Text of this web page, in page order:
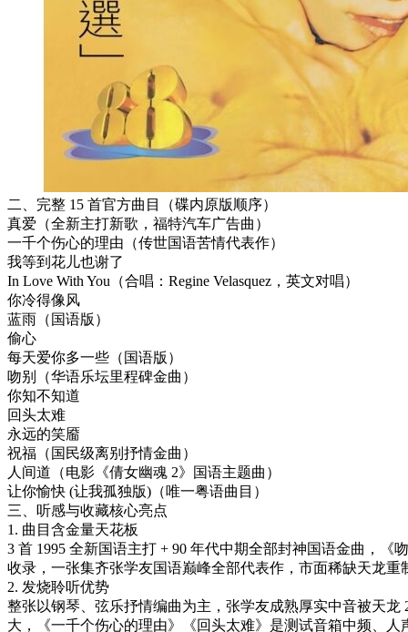
二、完整 15 首官方曲目（碟内原版顺序）
真爱（全新主打新歌，福特汽车广告曲）
一千个伤心的理由（传世国语苦情代表作）
我等到花儿也谢了
In Love With You（合唱：Regine Velasquez，英文对唱）
你冷得像风
蓝雨（国语版）
偷心
每天爱你多一些（国语版）
吻别（华语乐坛里程碑金曲）
你知不知道
回头太难
永远的笑靥
祝福（国民级离别抒情金曲）
人间道（电影《倩女幽魂 2》国语主题曲）
让你愉快 (让我孤独版)（唯一粤语曲目）
三、听感与收藏核心亮点
1. 曲目含金量天花板
3 首 1995 全新国语主打 + 90 年代中期全部封神国语金曲，
收录，一张集齐张学友国语巅峰全部代表作，市面稀缺天龙重
2. 发烧聆听优势
整张以钢琴、弦乐抒情编曲为主，张学友成熟厚实中音被天
大，《一千个伤心的理由》《回头太难》是测试音箱中频、人